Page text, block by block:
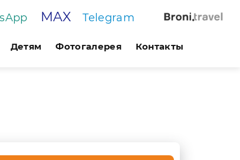
MAX Telegram
Детям Фотогалерея Контакты